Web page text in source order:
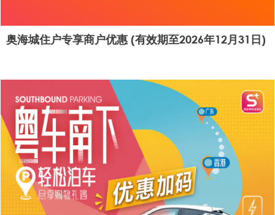
奥海城住户专享商户优惠 (有效期至2026年12月31日)